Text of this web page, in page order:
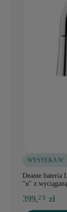
WYSYŁKA W:
Deante bateria
"u" z
399,2 0 zł